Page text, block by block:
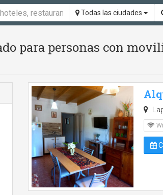
Todas las ciudades
para personas con